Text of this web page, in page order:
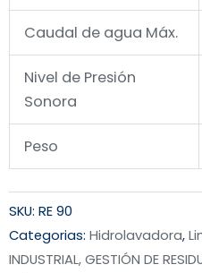
Caudal de agua Máx.
Nivel de Presión
Sonora
Peso
SKU: RE 90
Categorias: Hidrolavadora,
INDUSTRIAL, GESTIÓN DE